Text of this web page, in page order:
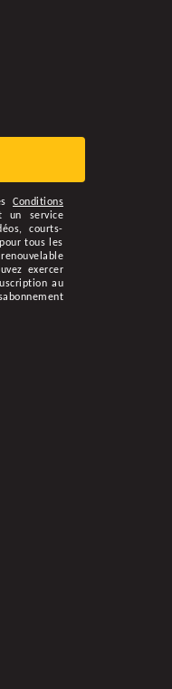
Conditions
un service
courts-
tous les
exercer
au